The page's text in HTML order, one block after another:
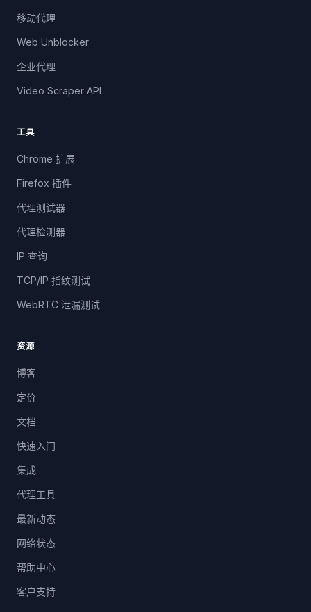
移动代理
Web Unblocker
企业代理
Video Scraper API
工具
Chrome 扩展
Firefox 插件
代理测试器
代理检测器
IP 查询
TCP/IP 指纹测试
WebRTC 泄漏测试
资源
博客
定价
文档
快速入门
集成
代理工具
最新动态
网络状态
帮助中心
客户支持